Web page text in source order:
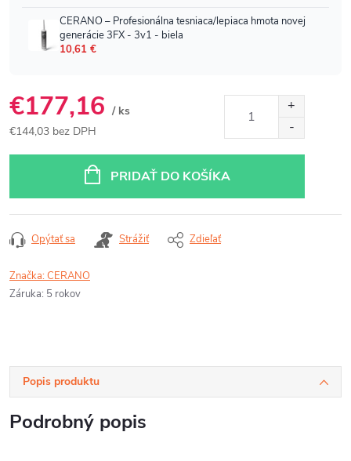
€177,16 / ks
€144,03 bez DPH
PRIDAŤ DO KOŠÍKA
Opýtať sa Strážiť Zdieľať
Značka:CERANO
Záruka: 5 rokov
Popis produktu
Podrobný popis